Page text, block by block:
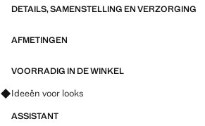
DETAILS, SAMENSTELLING EN VERZORGING
AFMETINGEN
VOORRADIG IN DE WINKEL
Vraag om outfitideeën, kledingstukken en trends
Ideeën voor looks
ASSISTANT